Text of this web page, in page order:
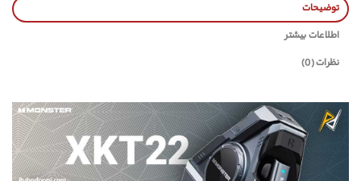
توضیحات
اطلاعات بیشتر
نظرات (0)